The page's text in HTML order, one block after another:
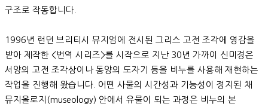
구조로 작동합니다.
1996년 런던 브리티시 뮤지엄에 전시된 그리스 고전 조각에 영감을
받아 제작한 <번역 시리즈>를 시작으로 지난 30년 가까이 신미경은
서양의 고전 조각상이나 동양의 도자기 등을 비누를 사용해 재현하는
작업을 진행해 왔습니다. 어떤 사물의 시간성과 기능성이 정지된 채
뮤지올로지(museology) 안에서 유물이 되는 과정은 비누의 본